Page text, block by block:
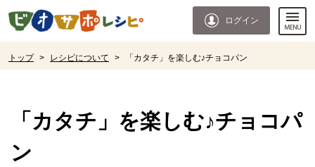
ページの先頭です。
ログイン
トップ > レシピについて > 「カタチ」を楽しむ♪チョコパン
「カタチ」を楽しむ♪チョコパ
ン